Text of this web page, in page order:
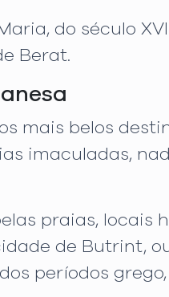
do século
Berat.
mais belos
imaculadas,
praias, locais
de Butrint,
períodos